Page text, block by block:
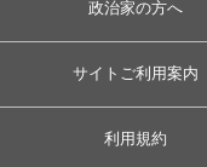
政治家の方へ
サイトご利用案内
利用規約